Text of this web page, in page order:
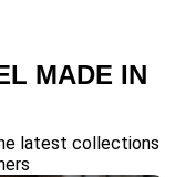
MADE IN
latest collections